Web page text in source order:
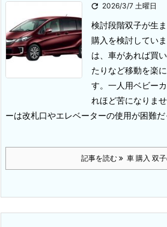
 2026/3/7 土曜日
検討段階双子が生
購入を検討してい
は、車があれば買
たりなど移動を楽
す。一人用ベビー
れほど苦になりま
ーは改札口やエレベーターの使用が困難
記事を読む 車 購入 双